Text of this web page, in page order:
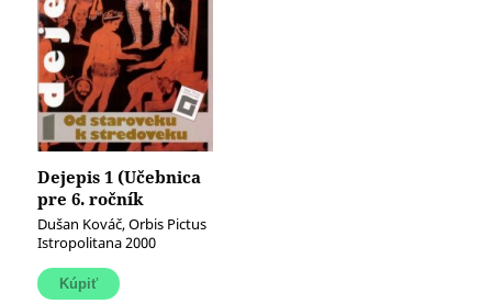
Dejepis 1 (Učebnica
pre 6. ročník
základných škôl)
(Od staroveku k
stredoveku
Dušan Kováč, Orbis Pictus
Istropolitana 2000